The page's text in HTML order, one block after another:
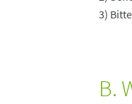
3)
B.